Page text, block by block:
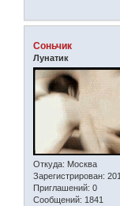
Соньчик
Лунатик
Откуда: Москва
Зарегистрирован:
Приглашений: 0
Сообщений: 1841